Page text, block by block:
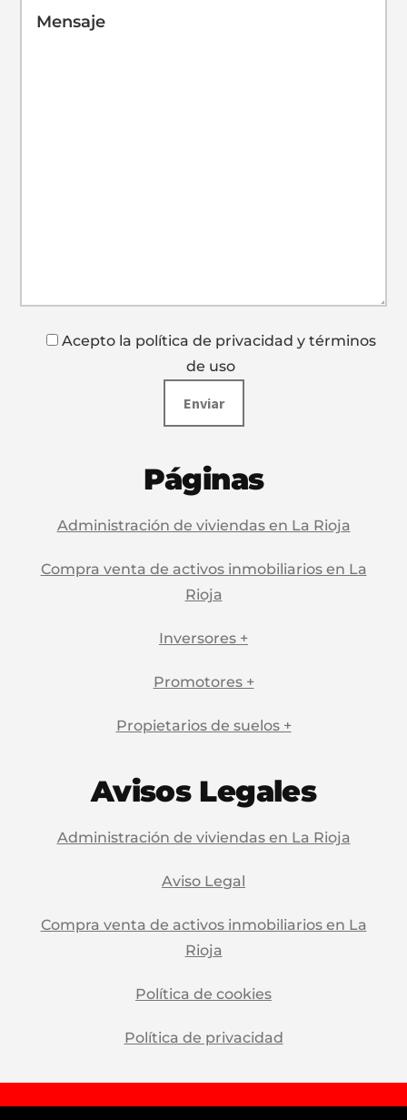
Acepto la política de privacidad y términos
de uso
Páginas
Administración de viviendas en La Rioja
Compra venta de activos inmobiliarios en La
Rioja
Inversores +
Promotores +
Propietarios de suelos +
Avisos Legales
Administración de viviendas en La Rioja
Aviso Legal
Compra venta de activos inmobiliarios en La
Rioja
Política de cookies
Política de privacidad